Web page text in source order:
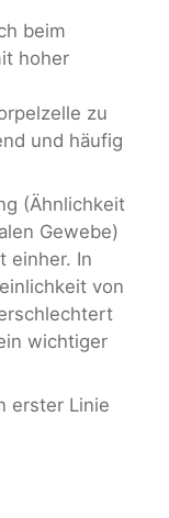
beim
hoher
zu
und häufig
(Ähnlichkeit
Gewebe)
einher. In
von
wichtiger
erster Linie